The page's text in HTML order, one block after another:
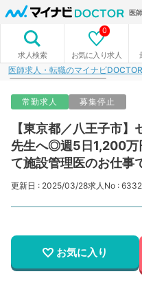
医
求人検索 お気に入り求人
0
医師求人・転職のマイナビDOCTOR
常勤求人 募集停止
【東京都／八王子市
先生へ◎週5日1,200
て施設管理医のお仕事
更新日 : 2025/03/28求人No :
お気に入り